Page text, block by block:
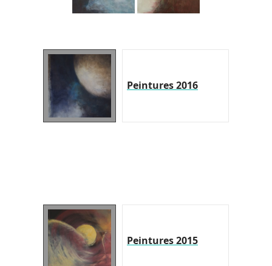
Peintures 2016
Peintures 2015